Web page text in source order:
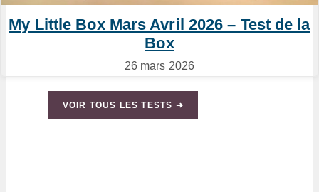
My Little Box Mars Avril 2026 – Test de la
Box
26 mars 2026
VOIR TOUS LES TESTS ➜